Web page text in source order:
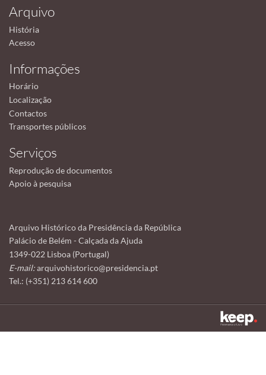
Arquivo
História
Acesso
Informações
Horário
Localização
Contactos
Transportes públicos
Serviços
Reprodução de documentos
Apoio à pesquisa
Arquivo Histórico da Presidência da República
Palácio de Belém - Calçada da Ajuda
1349-022 Lisboa (Portugal)
E-mail:arquivohistorico@presidencia.pt
Tel.: (+351) 213 614 600